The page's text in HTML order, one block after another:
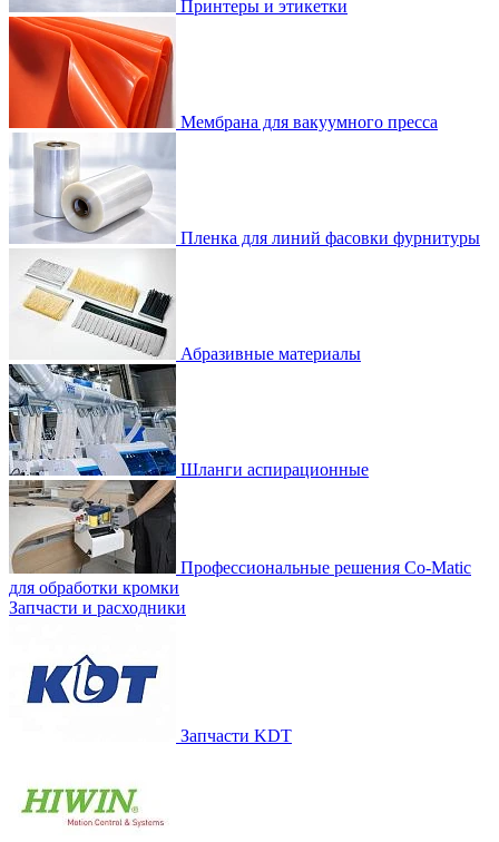
Принтеры и этикетки
Мембрана для вакуумного пресса
Пленка для линий фасовки фурнитуры
Абразивные материалы
Шланги аспирационные
Профессиональные решения Co-Matic
для обработки кромки
Запчасти и расходники
Запчасти KDT